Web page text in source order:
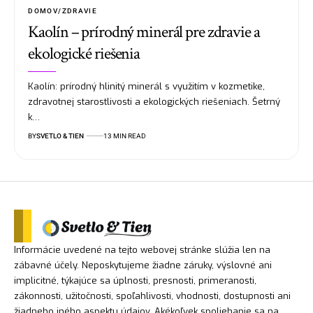
DOMOV/ZDRAVIE
Kaolín – prírodný minerál pre zdravie a
ekologické riešenia
Kaolín: prírodný hlinitý minerál s využitím v kozmetike,
zdravotnej starostlivosti a ekologických riešeniach. Šetrný
k…
BYSVETLO & TIEN 13 MIN READ
Informácie uvedené na tejto webovej stránke slúžia len na
zábavné účely. Neposkytujeme žiadne záruky, výslovné ani
implicitné, týkajúce sa úplnosti, presnosti, primeranosti,
zákonnosti, užitočnosti, spoľahlivosti, vhodnosti, dostupnosti ani